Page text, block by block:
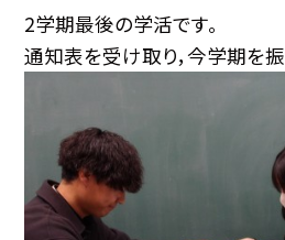
2学期最後の学活です。
通知表を受け取り，今学期を振